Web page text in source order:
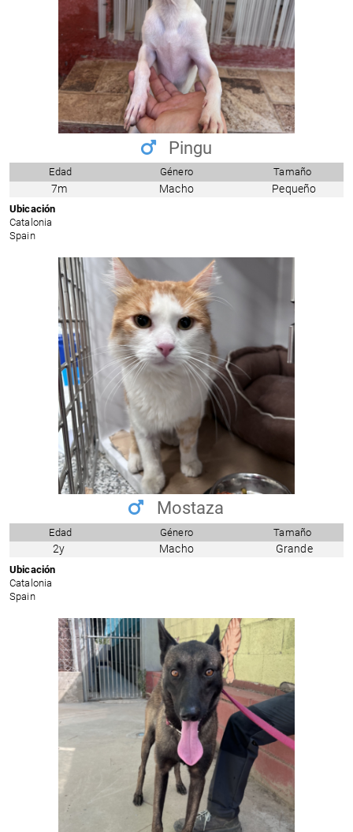
Pingu
Edad Género Tamaño
7m Macho Pequeño
Ubicación
Catalonia
Spain
Mostaza
Edad Género Tamaño
2y Macho Grande
Ubicación
Catalonia
Spain